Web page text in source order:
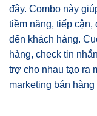
đây. Combo này
tiềm năng, tiếp cận,
đến khách hàng.
hàng, check tin
trợ cho nhau tạo ra
marketing bán